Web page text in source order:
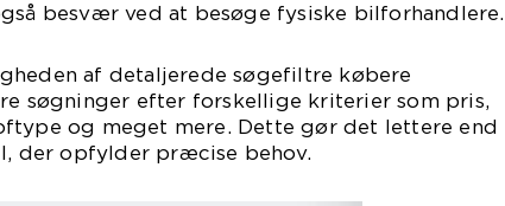
besvær ved at besøge fysiske bilforhandlere.
af detaljerede søgefiltre købere
søgninger efter forskellige kriterier som pris,
og meget mere. Dette gør det lettere end
der opfylder præcise behov.